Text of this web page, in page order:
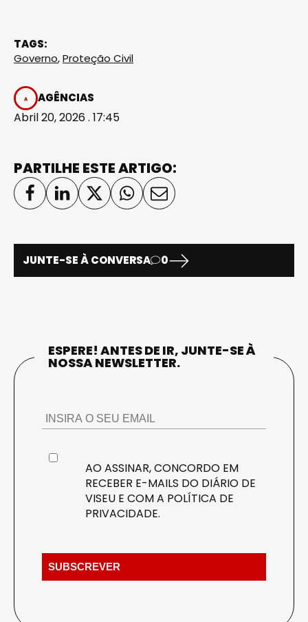
TAGS:
Governo,Proteção Civil
AGÊNCIAS
Abril 20, 2026 . 17:45
PARTILHE ESTE ARTIGO:
JUNTE-SE À CONVERSA 0
ESPERE! ANTES DE IR, JUNTE-SE À
NOSSA NEWSLETTER.
AO ASSINAR, CONCORDO EM
RECEBER E-MAILS DO DIÁRIO DE
VISEU E COM A POLÍTICA DE
PRIVACIDADE.